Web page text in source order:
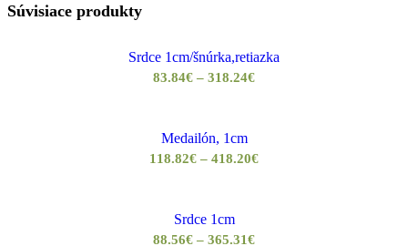
Súvisiace produkty
Srdce 1cm/šnúrka,retiazka
83.84€ – 318.24€Price
318.24€
Medailón, 1cm
118.82€ – 418.20€Price
Srdce 1cm
88.56€ – 365.31€Price